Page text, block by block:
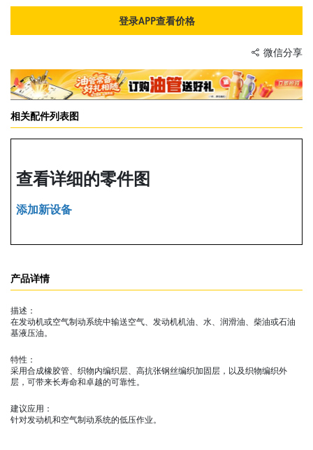
登录APP查看价格
微信分享
相关配件列表图
查看详细的零件图
添加新设备
产品详情
描述：
在发动机或空气制动系统中输送空气、发动机机油、水、润滑油、柴油或石油
基液压油。
特性：
采用合成橡胶管、织物内编织层、高抗张钢丝编织加固层，以及织物编织外
层，可带来长寿命和卓越的可靠性。
建议应用：
针对发动机和空气制动系统的低压作业。